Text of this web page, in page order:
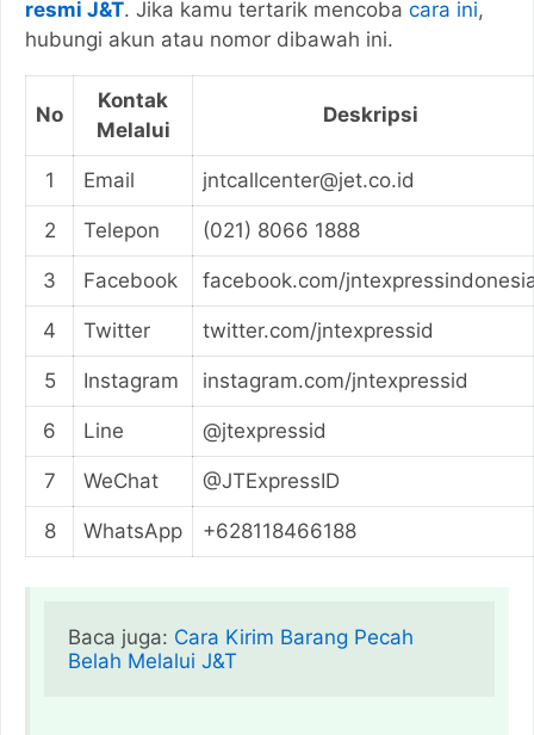
resmi J&T. Jika kamu tertarik mencoba cara ini,
hubungi akun atau nomor dibawah ini.
No
Kontak
Melalui
Deskripsi
1 Email jntcallcenter@jet.co.id
2 Telepon (021) 8066 1888
3 Facebook facebook.com/
4 Twitter twitter.com/jntexpressid
5 Instagram instagram.com/jntexpressid
6 Line @jtexpressid
7 WeChat @JTExpressID
8 WhatsApp +628118466188
Baca juga: Cara Kirim Barang Pecah
Belah Melalui J&T